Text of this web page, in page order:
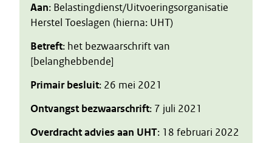
Aan: Belastingdienst/Uitvoeringsorganisatie
Herstel Toeslagen (hierna: UHT)
Betreft: het bezwaarschrift van
[belanghebbende]
Primair besluit: 26 mei 2021
Ontvangst bezwaarschrift: 7 juli 2021
Overdracht advies aan UHT: 18 februari 2022